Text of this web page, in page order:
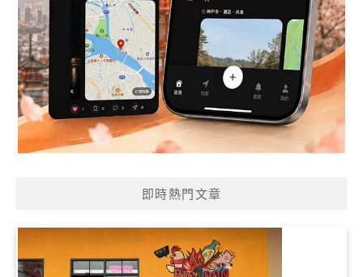
即時熱門文章